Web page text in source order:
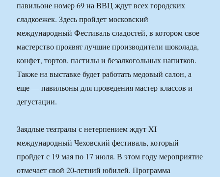
павильоне номер 69 на ВВЦ ждут всех городских
сладкоежек. Здесь пройдет московский
международный Фестиваль сладостей, в котором свое
мастерство проявят лучшие производители шоколада,
конфет, тортов, пастилы и безалкогольных напитков.
Также на выставке будет работать медовый салон, а
еще — павильоны для проведения мастер-классов и
дегустации.
Заядлые театралы с нетерпением ждут XI
международный Чеховский фестиваль, который
пройдет с 19 мая по 17 июля. В этом году мероприятие
отмечает свой 20-летний юбилей. Программа